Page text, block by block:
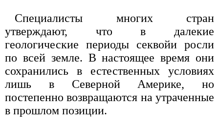
Специалисты многих стран
утверждают, что в далекие
геологические периоды секвойи росли
по всей земле. В настоящее время они
сохранились в естественных условиях
лишь в Северной Америке, но
постепенно возвращаются на утраченные
в прошлом позиции.